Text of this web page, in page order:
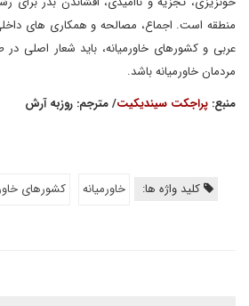
منطقه است. اجماع، مصالحه و همکاری های
عربی و کشورهای خاورمیانه، باید شعار اصلی
مردمان خاورمیانه باشد.
منبع: پراجکت سیندیکیت/ مترجم: روزبه آرش
کلید واژه ها: خاورمیانه کشورهای